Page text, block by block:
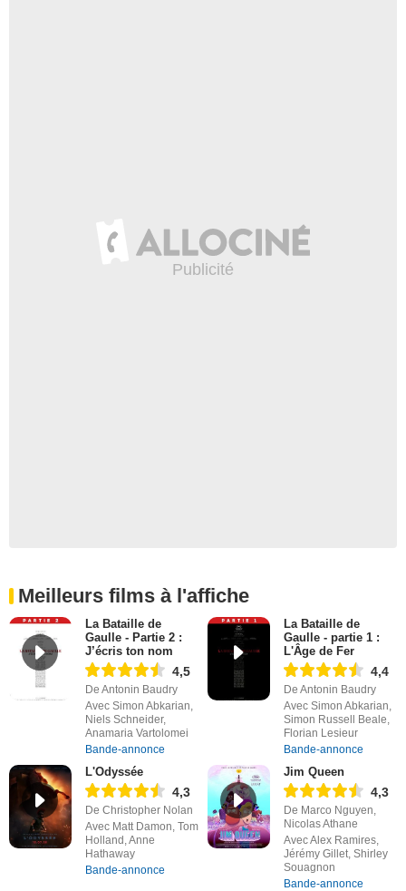
Meilleurs films à l'affiche
La Bataille de
Gaulle - Partie 2 :
J’écris ton nom
4,5
De Antonin Baudry
Avec Simon Abkarian,
Niels Schneider,
Anamaria Vartolomei
Bande-annonce
La Bataille de
Gaulle - partie 1 :
L'Âge de Fer
4,4
De Antonin Baudry
Avec Simon Abkarian,
Simon Russell Beale,
Florian Lesieur
Bande-annonce
L'Odyssée
4,3
De Christopher Nolan
Avec Matt Damon, Tom
Holland, Anne
Hathaway
Bande-annonce
Jim Queen
4,3
De Marco Nguyen,
Nicolas Athane
Avec Alex Ramires,
Jérémy Gillet, Shirley
Souagnon
Bande-annonce